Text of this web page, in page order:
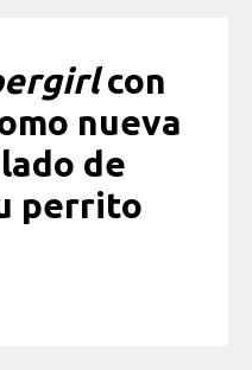
con
nueva
de
perrito